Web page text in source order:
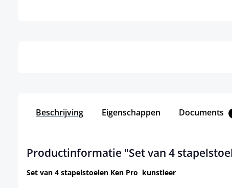
Beschrijving Eigenschappen Documents
Productinformatie "Set van 4
Set van 4 stapelstoelen Ken Pro kunstleer